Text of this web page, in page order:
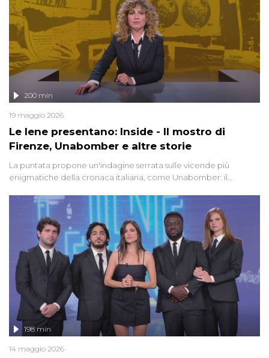
Le Iene presentano: Inside - Il mostro di
Firenze, Unabomber e altre storie
200 min
19 maggio 2026
La puntata propone un'indagine serrata sulle vicende più
enigmatiche della cronaca italiana, come Unabomber: il
'90 e il 2000 che, inquietantemente, potrebbe essere ancora in
libertà. Lo speciale affronta inoltre le zone d'ombra sul Mostro di
Firenze, le cui responsabilità appaiono ancora oggi avvolte in un
groviglio di dubbi mai chiariti. Nel corso dello speciale anche
l'intervista inedita a Olindo Romano, realizzata ne...
198 min
14 maggio 2026